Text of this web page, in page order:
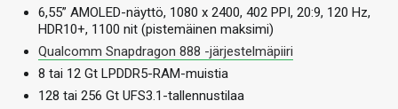
6,55” AMOLED-näyttö, 1080 x 2400, 402 PPI, 20:9, 120 Hz,
HDR10+, 1100 nit (pistemäinen maksimi)
Qualcomm Snapdragon 888 -järjestelmäpiiri
8 tai 12 Gt LPDDR5-RAM-muistia
128 tai 256 Gt UFS3.1-tallennustilaa